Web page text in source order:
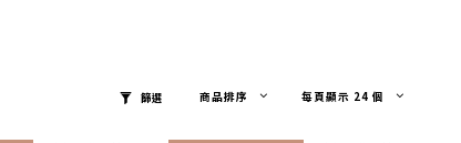
篩選 商品排序 每頁顯示 24 個